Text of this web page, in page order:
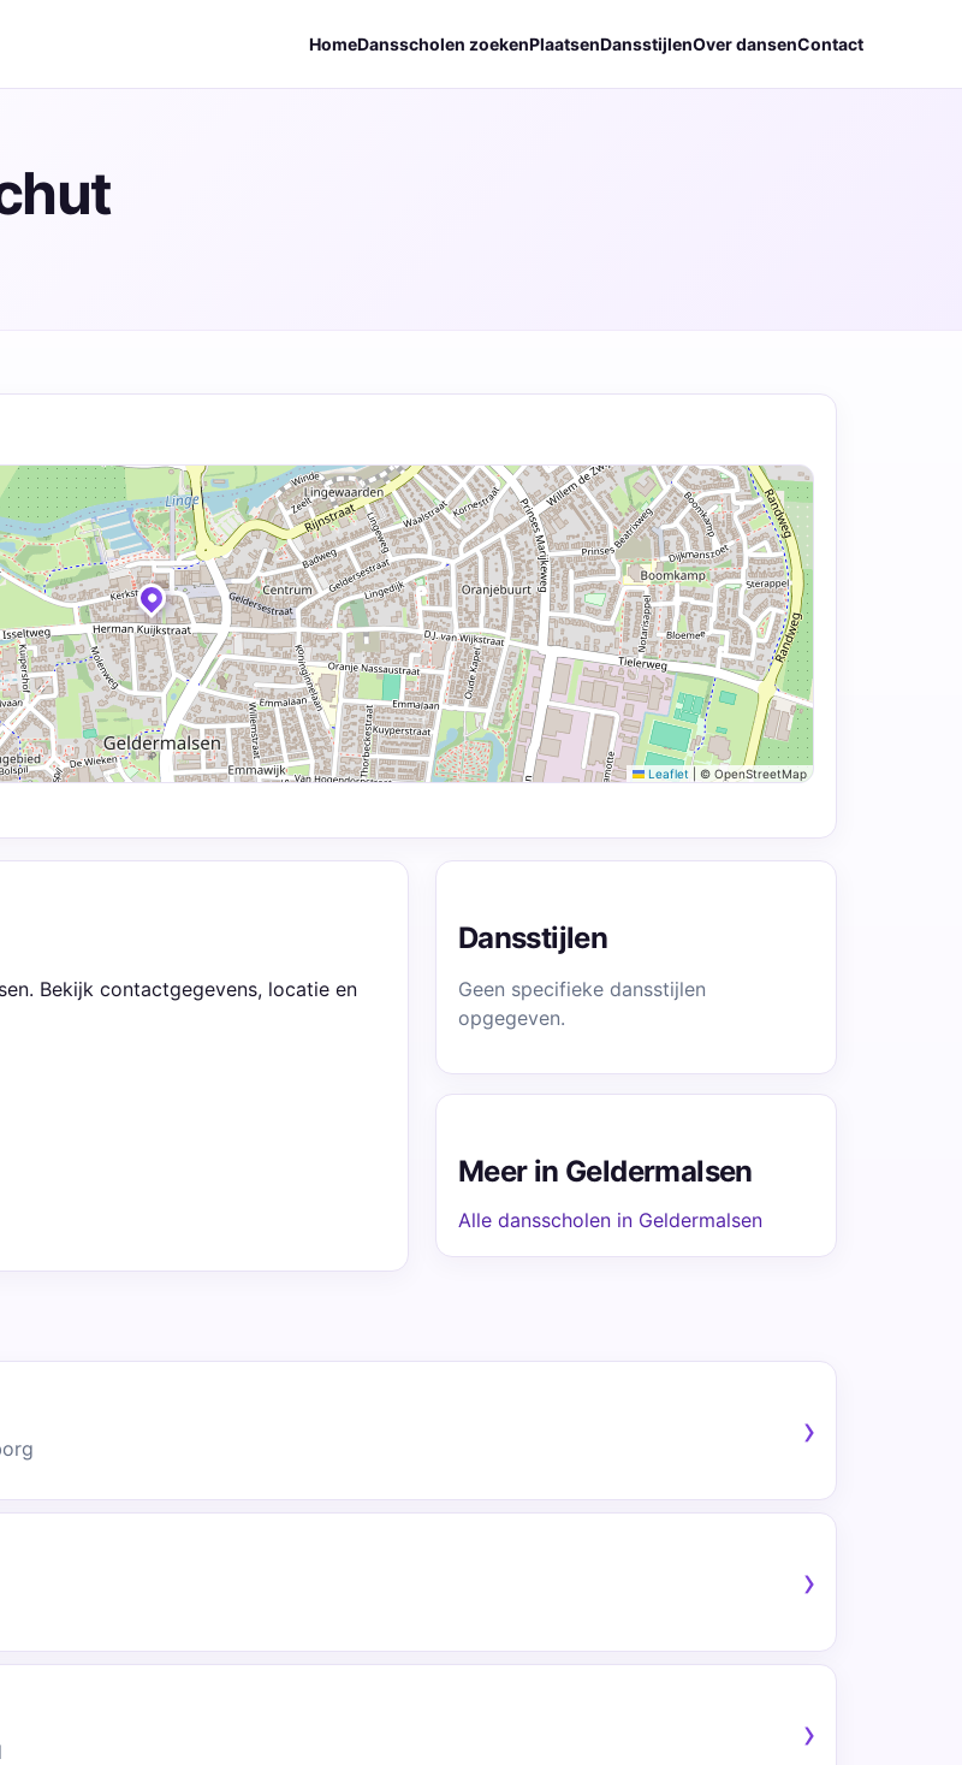
HomeDansscholen zoekenPlaatsenDansstijlenOver dansenContact
Leaflet © OpenStreetMap
Bekijk contactgegevens, locatie en
Dansstijlen
Geen specifieke dansstijlen
opgegeven.
Meer in Geldermalsen
Alle dansscholen in Geldermalsen